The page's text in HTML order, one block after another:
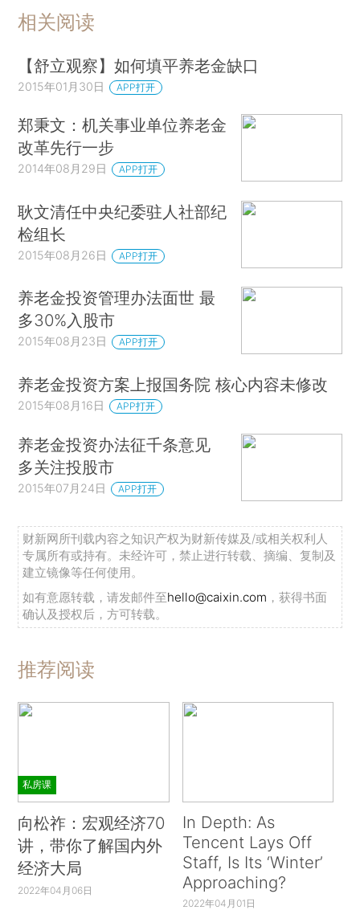
相关阅读
【舒立观察】如何填平养老金缺口
2015年01月30日 APP打开
郑秉文：机关事业单位养老金
改革先行一步
2014年08月29日 APP打开
耿文清任中央纪委驻人社部纪
检组长
2015年08月26日 APP打开
养老金投资管理办法面世 最
多30%入股市
2015年08月23日 APP打开
养老金投资方案上报国务院 核心内容未修改
2015年08月16日 APP打开
养老金投资办法征千条意见
多关注投股市
2015年07月24日 APP打开
财新网所刊载内容之知识产权为财新传媒及/或相关权利人
专属所有或持有。未经许可，禁止进行转载、摘编、复制及
建立镜像等任何使用。
如有意愿转载，请发邮件至hello@caixin.com ，获得书面
确认及授权后，方可转载。
推荐阅读
私房课
向松祚：宏观经济70
讲，带你了解国内外
经济大局
2022年04月06日
In Depth: As
Tencent Lays Off
Staff, Is Its ‘Winter’
Approaching?
2022年04月01日